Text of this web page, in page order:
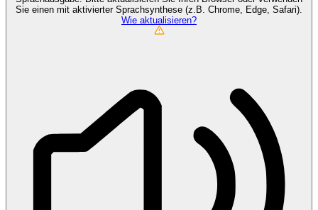
Sie einen mit aktivierter Sprachsynthese (z.B. Chrome, Edge, Safari).
Wie aktualisieren?